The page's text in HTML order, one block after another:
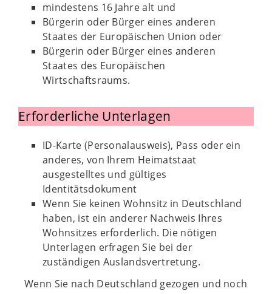
mindestens 16 Jahre alt und
Bürgerin oder Bürger eines anderen
Staates der Europäischen Union oder
Bürgerin oder Bürger eines anderen
Staates des Europäischen
Wirtschaftsraums.
Erforderliche Unterlagen
ID-Karte (Personalausweis), Pass oder ein
anderes, von Ihrem Heimatstaat
ausgestelltes und gültiges
Identitätsdokument
Wenn Sie keinen Wohnsitz in Deutschland
haben, ist ein anderer Nachweis Ihres
Wohnsitzes erforderlich. Die nötigen
Unterlagen erfragen Sie bei der
zuständigen Auslandsvertretung.
Wenn Sie nach Deutschland gezogen und noch